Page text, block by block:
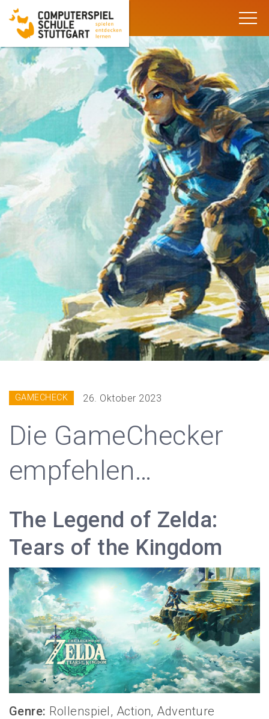
GAMECHECK 26. Oktober 2023
Die GameChecker
empfehlen…
The Legend of Zelda:
Tears of the Kingdom
Genre: Rollenspiel, Action, Adventure